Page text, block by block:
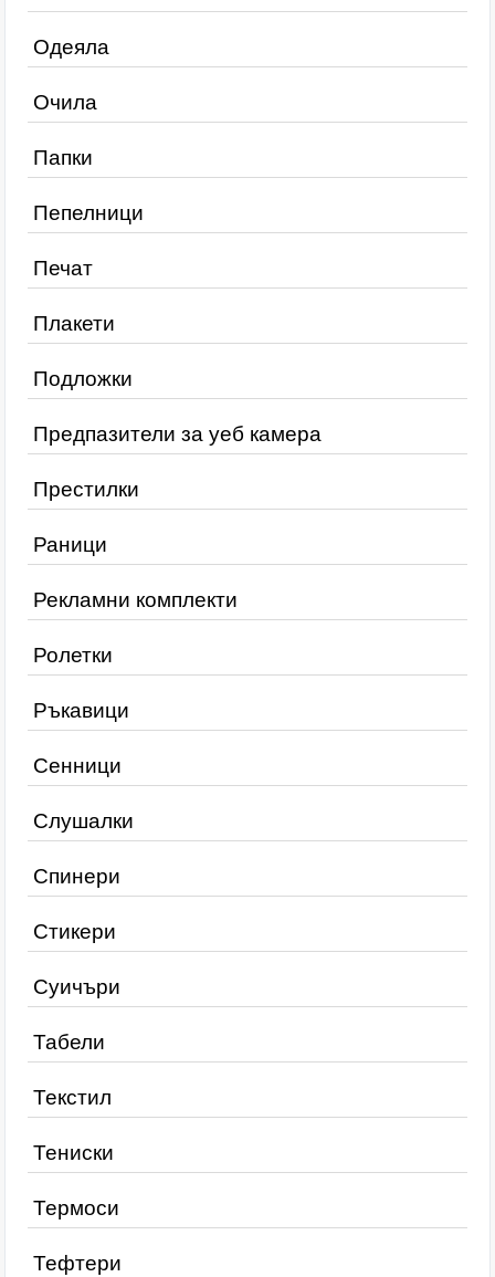
Одеяла
Очила
Папки
Пепелници
Печат
Плакети
Подложки
Предпазители за уеб камера
Престилки
Раници
Рекламни комплекти
Ролетки
Ръкавици
Сенници
Слушалки
Спинери
Стикери
Суичъри
Табели
Текстил
Тениски
Термоси
Тефтери